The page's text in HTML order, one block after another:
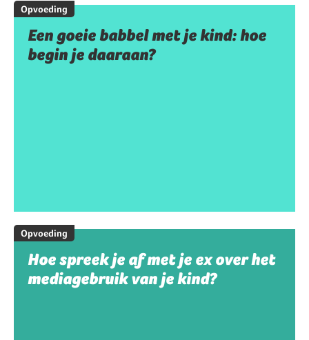
Opvoeding
Een goeie babbel met je kind: hoe
begin je daaraan?
Opvoeding
Hoe spreek je af met je ex over het
mediagebruik van je kind?